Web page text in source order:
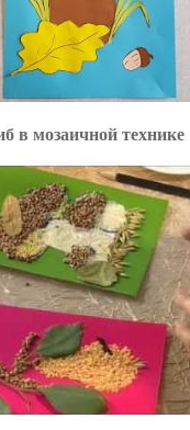
в мозаичной технике